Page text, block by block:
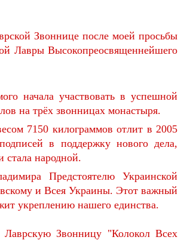
Звоннице после моей просьбы
Лавры Высокопреосвященнейшего
начала участвовать в успешной
на трёх звонницах монастыря.
7150 килограммов отлит в 2005
в поддержку нового дела,
стала народной.
Предстоятелю Украинской
и Всея Украины. Этот важный
укреплению нашего единства.
Лаврскую Звонницу "Колокол Всех